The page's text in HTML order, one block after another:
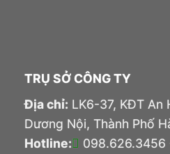
TRỤ SỞ CÔNG TY
Địa chỉ: LK6-37, KĐT An
Dương Nội, Thành Phố
Hotline:
098.626.3456